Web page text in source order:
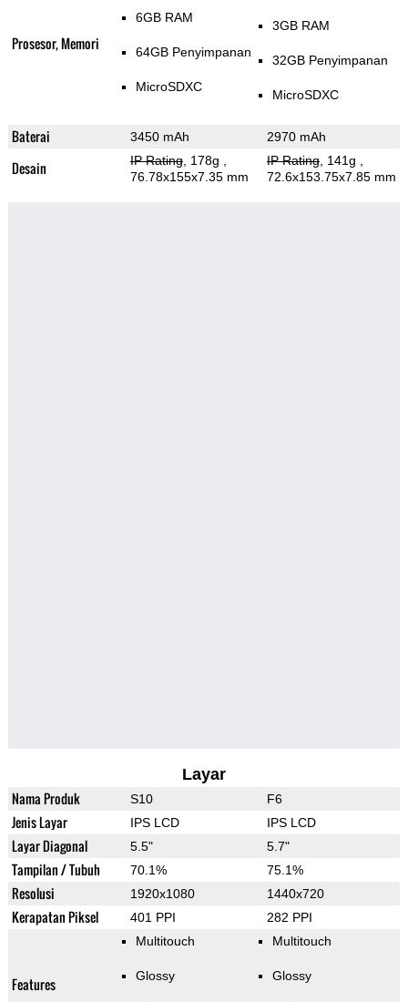
Prosesor, Memori
6GB RAM
64GB Penyimpanan
MicroSDXC
3GB RAM
32GB Penyimpanan
MicroSDXC
Baterai 3450 mAh 2970 mAh
Desain IP Rating, 178g
76.78x155x7.35 mm
IP Rating, 141g
72.6x153.75x7.85 mm
Layar
Nama Produk S10 F6
Jenis Layar IPS LCD IPS LCD
Layar Diagonal 5.5" 5.7"
Tampilan / Tubuh 70.1% 75.1%
Resolusi 1920x1080 1440x720
Kerapatan Piksel 401 PPI 282 PPI
Features
Multitouch
Glossy
Multitouch
Glossy